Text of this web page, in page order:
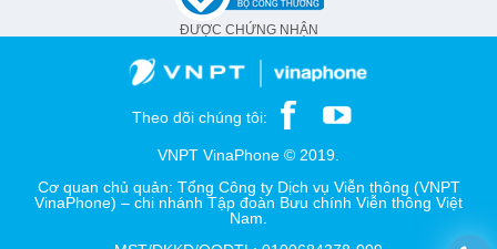
ĐƯỢC CHỨNG NHẬN
Theo dõi chúng tôi:
VNPT VinaPhone © 2019.
Cơ quan chủ quản: Tổng Công ty Dịch vụ Viễn thông (VNPT
VinaPhone) – chi nhánh Tập đoàn Bưu chính Viễn thông Việt
Nam.